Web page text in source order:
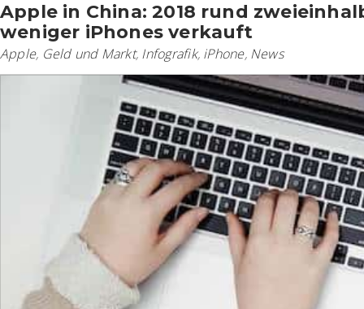
Apple in China: 2018 rund
weniger iPhones verkauft
Apple, Geld und Markt, Infografik, iPhone, News